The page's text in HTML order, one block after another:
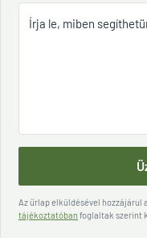
Az űrlap elküldésével hozzájárul
tájékoztatóban foglaltak szerint